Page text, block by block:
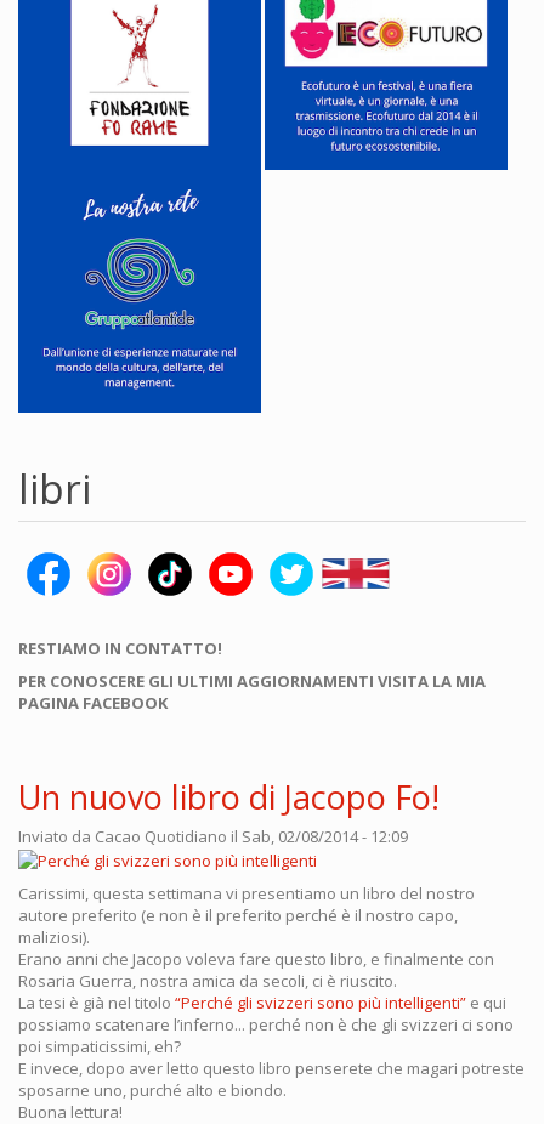
libri
RESTIAMO IN CONTATTO!
PER CONOSCERE GLI ULTIMI AGGIORNAMENTI VISITA LA MIA
PAGINA FACEBOOK
Un nuovo libro di Jacopo Fo!
Inviato da Cacao Quotidiano il Sab, 02/08/2014 - 12:09
Carissimi, questa settimana vi presentiamo un libro del nostro
autore preferito (e non è il preferito perché è il nostro capo,
maliziosi).
Erano anni che Jacopo voleva fare questo libro, e finalmente con
Rosaria Guerra, nostra amica da secoli, ci è riuscito.
La tesi è già nel titolo “Perché gli svizzeri sono più intelligenti” e qui
possiamo scatenare l’inferno... perché non è che gli svizzeri ci sono
poi simpaticissimi, eh?
E invece, dopo aver letto questo libro penserete che magari potreste
sposarne uno, purché alto e biondo.
Buona lettura!